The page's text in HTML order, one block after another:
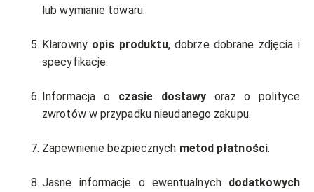
lub wymianie towaru.
Klarowny opis produktu, dobrze dobrane zdjęcia i
specyfikacje.
Informacja o czasie dostawyoraz o polityce
zwrotów w przypadku nieudanego zakupu.
Zapewnienie bezpiecznych metod płatności.
Jasne informacje o ewentualnych dodatkowych